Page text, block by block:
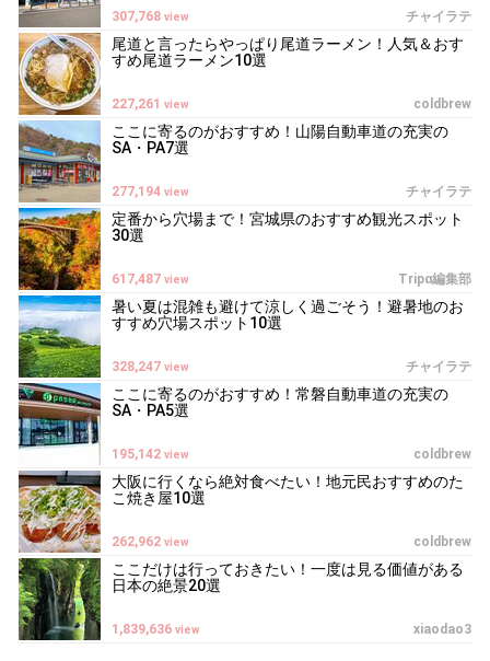
チャイラテ
307,768 view
尾道と言ったらやっぱり尾道ラーメン！人気＆おす
すめ尾道ラーメン10選
coldbrew
227,261 view
ここに寄るのがおすすめ！山陽自動車道の充実の
SA・PA7選
チャイラテ
277,194 view
定番から穴場まで！宮城県のおすすめ観光スポット
30選
Tripα編集部
617,487 view
暑い夏は混雑も避けて涼しく過ごそう！避暑地のお
すすめ穴場スポット10選
チャイラテ
328,247 view
ここに寄るのがおすすめ！常磐自動車道の充実の
SA・PA5選
coldbrew
195,142 view
大阪に行くなら絶対食べたい！地元民おすすめのた
こ焼き屋10選
coldbrew
262,962 view
ここだけは行っておきたい！一度は見る価値がある
日本の絶景20選
xiaodao3
1,839,636 view